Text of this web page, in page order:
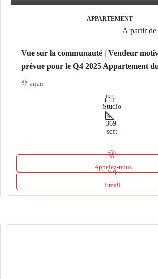
APPARTEMENT
À partir de
Vue sur la communauté | Vendeur
prévue pour le Q4 2025 Appartement
arjan
Studio
369
sqft
Appelez-nous
Email